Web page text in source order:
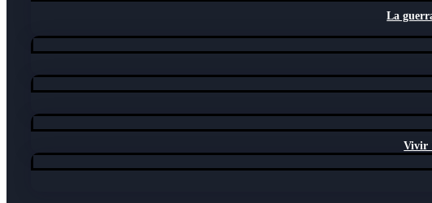
La
Vivir